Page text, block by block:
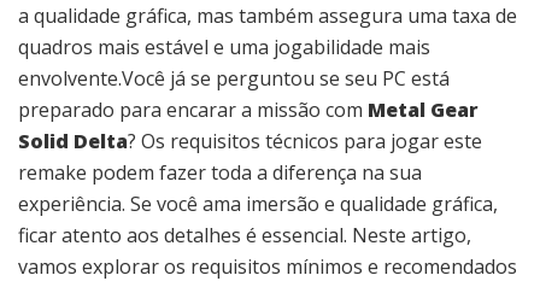
a qualidade gráfica, mas também assegura uma taxa de
quadros mais estável e uma jogabilidade mais
envolvente.Você já se perguntou se seu PC está
preparado para encarar a missão com Metal Gear
Solid Delta? Os requisitos técnicos para jogar este
remake podem fazer toda a diferença na sua
experiência. Se você ama imersão e qualidade gráfica,
ficar atento aos detalhes é essencial. Neste artigo,
vamos explorar os requisitos mínimos e recomendados